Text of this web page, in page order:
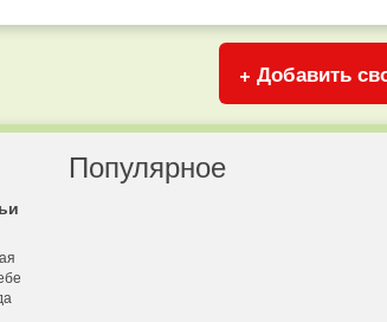
+ Добавить
Популярное